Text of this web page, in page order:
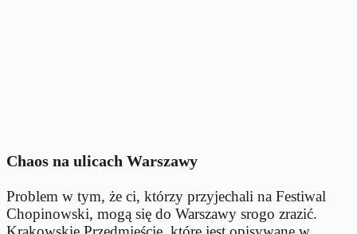
Chaos na ulicach Warszawy
Problem w tym, że ci, którzy przyjechali na Festiwal
Chopinowski, mogą się do Warszawy srogo zrazić.